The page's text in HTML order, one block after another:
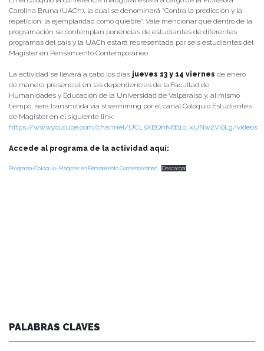
Carolina Bruna (UACh), la cual se denominará “Contra la predicción y la
repetición: la ejemplaridad como quiebre”. Vale mencionar que dentro de la
programación se contemplan ponencias de estudiantes de diferentes
programas del país y la UACh estará representada por seis estudiantes del
Magíster en Pensamiento Contemporáneo.
La actividad se llevará a cabo los días jueves 13 y 14 viernes de enero
de manera presencial en las dependencias de la Facultad de
Humanidades y Educación de la Universidad de Valparaíso y, al mismo
tiempo, será transmitida vía streamming por el canal Coloquio Estudiantes
de Magister en el siguiente link:
https://www.youtube.com/channel/UCLsXBQhN6B1b_xUNw2VI0Lg/videos
Accede al programa de la actividad aquí:
Programa-Coloquio-Magíster en Pensamiento Contemporáneo Descargar
PALABRAS CLAVES